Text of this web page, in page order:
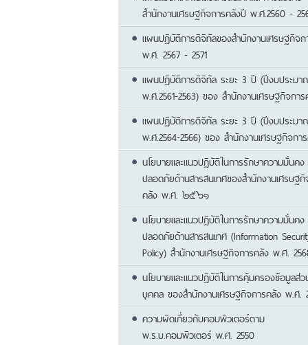
สำนักงานเศรษฐกิจการคลังปี พ.ศ.2560 -
แผนปฏิบัติการดิจิทัลของสำนักงานเศรษฐกิจก
พ.ศ. 2567 - 2571
แผนปฏิบัติการดิจิทัล ระยะ 3 ปี (ปีงบประม
พ.ศ.2561-2563) ของ สำนักงานเศรษฐกิจกา
แผนปฏิบัติการดิจิทัล ระยะ 3 ปี (ปีงบประม
พ.ศ.2564-2566) ของ สำนักงานเศรษฐกิจกา
นโยบายและแนวปฏิบัติในการรักษาความมั่นคง
ปลอดภัยด้านสารสนเทศของสำนักงานเศรษฐกิ
คลัง พ.ศ. ๒๕๖๑
นโยบายและแนวปฏิบัติในการรักษาความมั่นคง
ปลอดภัยด้านสารสนเทศ (Information
Policy) สํานักงานเศรษฐกิจการคลัง พ.ศ.
นโยบายและแนวปฏิบัติในการคุ้มครองข้อมูลส่
บุคคล ของสำนักงานเศรษฐกิจการคลัง พ.ศ.
ความผิดเกี่ยวกับคอมพิวเตอร์ตาม
พ.ร.บ.คอมพิวเตอร์ พ.ศ. 2550